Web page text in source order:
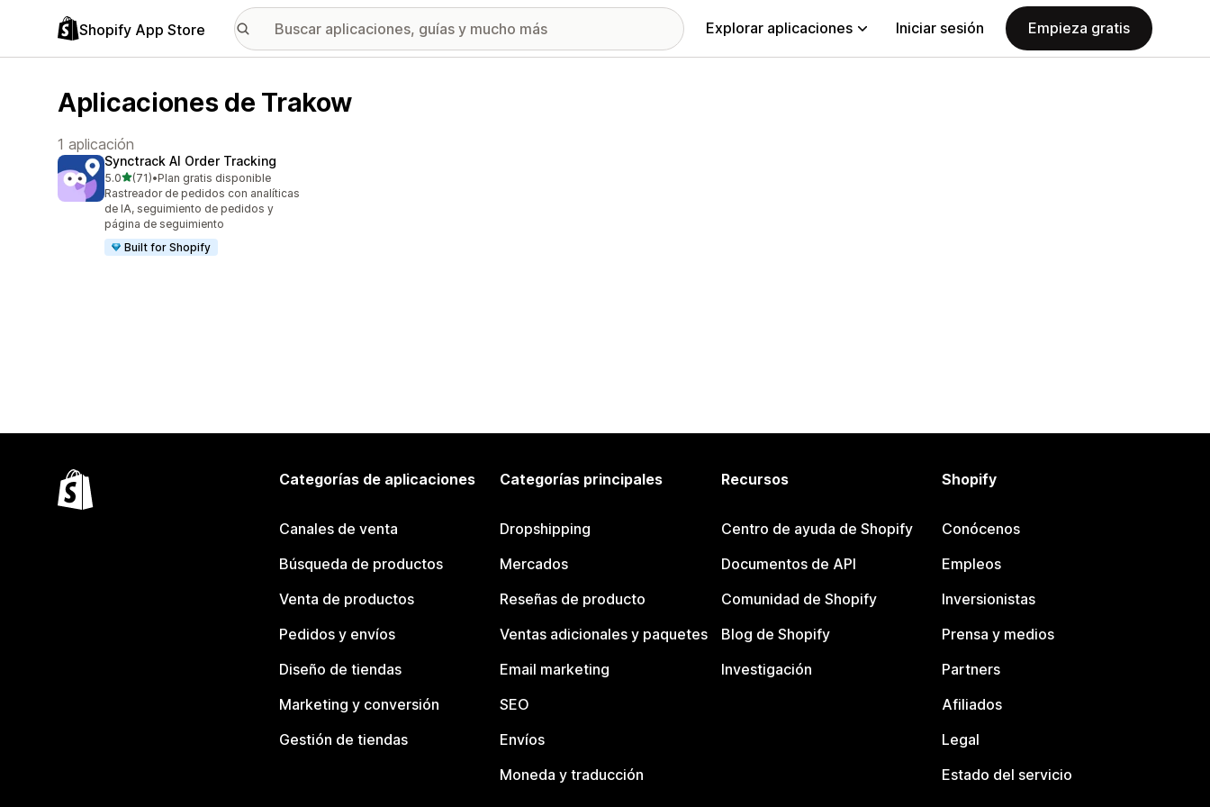
Shopify App Store Explorar aplicaciones Iniciar sesión Empieza gratis
Aplicaciones de Trakow
1 aplicación
Synctrack AI Order Tracking
5.0de 5 estrellas
(71)
71 reseñas en total
•Plan gratis disponible
Rastreador de pedidos con analíticas
de IA, seguimiento de pedidos y
página de seguimiento
Built for Shopify
Categorías de aplicaciones
Canales de venta
Búsqueda de productos
Venta de productos
Pedidos y envíos
Diseño de tiendas
Marketing y conversión
Gestión de tiendas
Categorías principales
Dropshipping
Mercados
Reseñas de producto
Ventas adicionales y paquetes
Email marketing
SEO
Envíos
Moneda y traducción
Recursos
Centro de ayuda de Shopify
Documentos de API
Comunidad de Shopify
Blog de Shopify
Investigación
Shopify
Conócenos
Empleos
Inversionistas
Prensa y medios
Partners
Afiliados
Legal
Estado del servicio